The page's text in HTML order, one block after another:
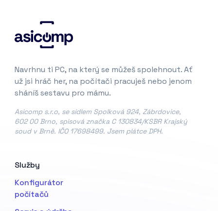
Navrhnu ti PC, na který se můžeš spolehnout. Ať
už jsi hráč her, na počítači pracuješ nebo jenom
sháníš sestavu pro mámu.
Asicomp s.r.o, se sídlem Spolková 924, Zábrdovice,
602 00 Brno, spisová značka C 130834/KSBR Krajský
soud v Brně. IČO 17698499. Jsem plátce DPH.
Služby
Konfigurátor
počítačů